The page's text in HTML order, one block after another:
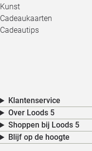
Kunst
Cadeaukaarten
Cadeautips
Klantenservice
Over Loods 5
Shoppen bij Loods 5
Blijf op de hoogte